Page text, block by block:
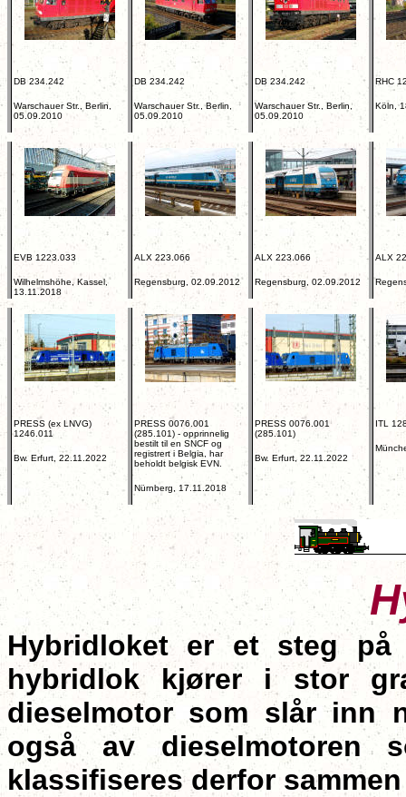
DB 234.242
Warschauer Str., Berlin,
05.09.2010
DB 234.242
Warschauer Str., Berlin,
05.09.2010
DB 234.242
Warschauer Str., Berlin,
05.09.2010
RHC
Köln,
EVB 1223.033
Wilhelmshöhe, Kassel,
13.11.2018
ALX 223.066
Regensburg, 02.09.2012
ALX 223.066
Regensburg, 02.09.2012
ALX
PRESS (ex LNVG)
1246.011
Bw. Erfurt, 22.11.2022
PRESS 0076.001
(285.101) - opprinnelig
bestilt til en SNCF og
registrert i Belgia, har
beholdt belgisk EVN.
Nürnberg, 17.11.2018
PRESS 0076.001
(285.101)
Bw. Erfurt, 22.11.2022
ITL
Hybridloket er et steg
hybridlok kjører i stor
dieselmotor som slår inn
også av dieselmotoren
klassifiseres derfor